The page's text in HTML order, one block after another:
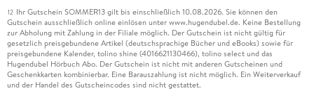
12 Ihr Gutschein SOMMER13 gilt bis einschließlich 10.08.2026. Sie können den
Gutschein ausschließlich online einlösen unter www.hugendubel.de. Keine Bestellung
zur Abholung mit Zahlung in der Filiale möglich. Der Gutschein ist nicht gültig für
gesetzlich preisgebundene Artikel (deutschsprachige Bücher und eBooks) sowie für
preisgebundene Kalender, tolino shine (4016621130466), tolino select und das
Hugendubel Hörbuch Abo. Der Gutschein ist nicht mit anderen Gutscheinen und
Geschenkkarten kombinierbar. Eine Barauszahlung ist nicht möglich. Ein Weiterverkauf
und der Handel des Gutscheincodes sind nicht gestattet.